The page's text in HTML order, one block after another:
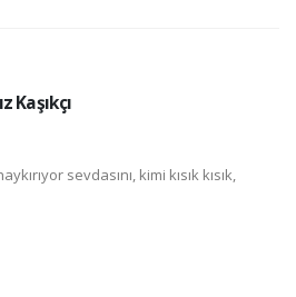
Kaşıkçı
sevdasını, kimi kısık kısık,